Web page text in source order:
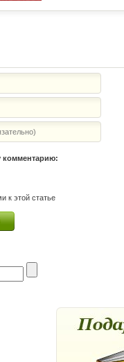
комментарию:
к этой статье